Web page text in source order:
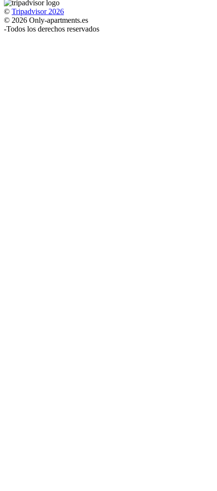
© Tripadvisor 2026
© 2026 Only-apartments.es
-Todos los derechos reservados